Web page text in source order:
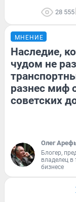
28 555
МНЕНИЕ
Наследие,
чудом не
разнес миф
советских
Олег
Блогер,
владелец в
бизнесе